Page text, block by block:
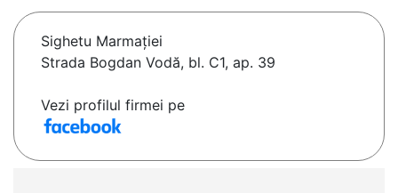
Sighetu Marmaţiei
Strada Bogdan Vodă, bl. C1, ap. 39
Vezi profilul firmei pe